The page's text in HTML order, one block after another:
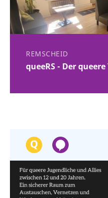
REMSCHEID
queeRS - Der